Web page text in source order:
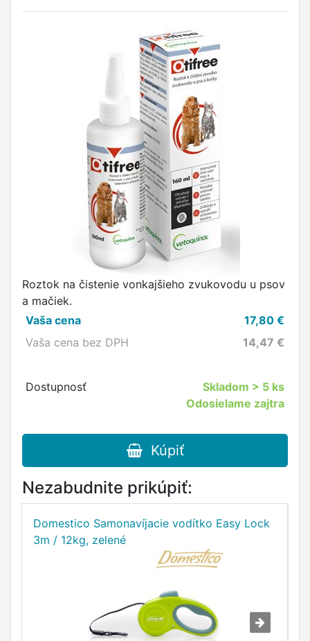
Roztok na čistenie vonkajšieho zvukovodu u psov
a mačiek.
Vaša cena
17,80 €
Vaša cena bez DPH
14,47 €
Dostupnosť Skladom > 5 ks
Odosielame zajtra
Kúpiť
Nezabudnite prikúpiť:
Domestico Samonavíjacie vodítko Easy Lock
3m / 12kg, zelené